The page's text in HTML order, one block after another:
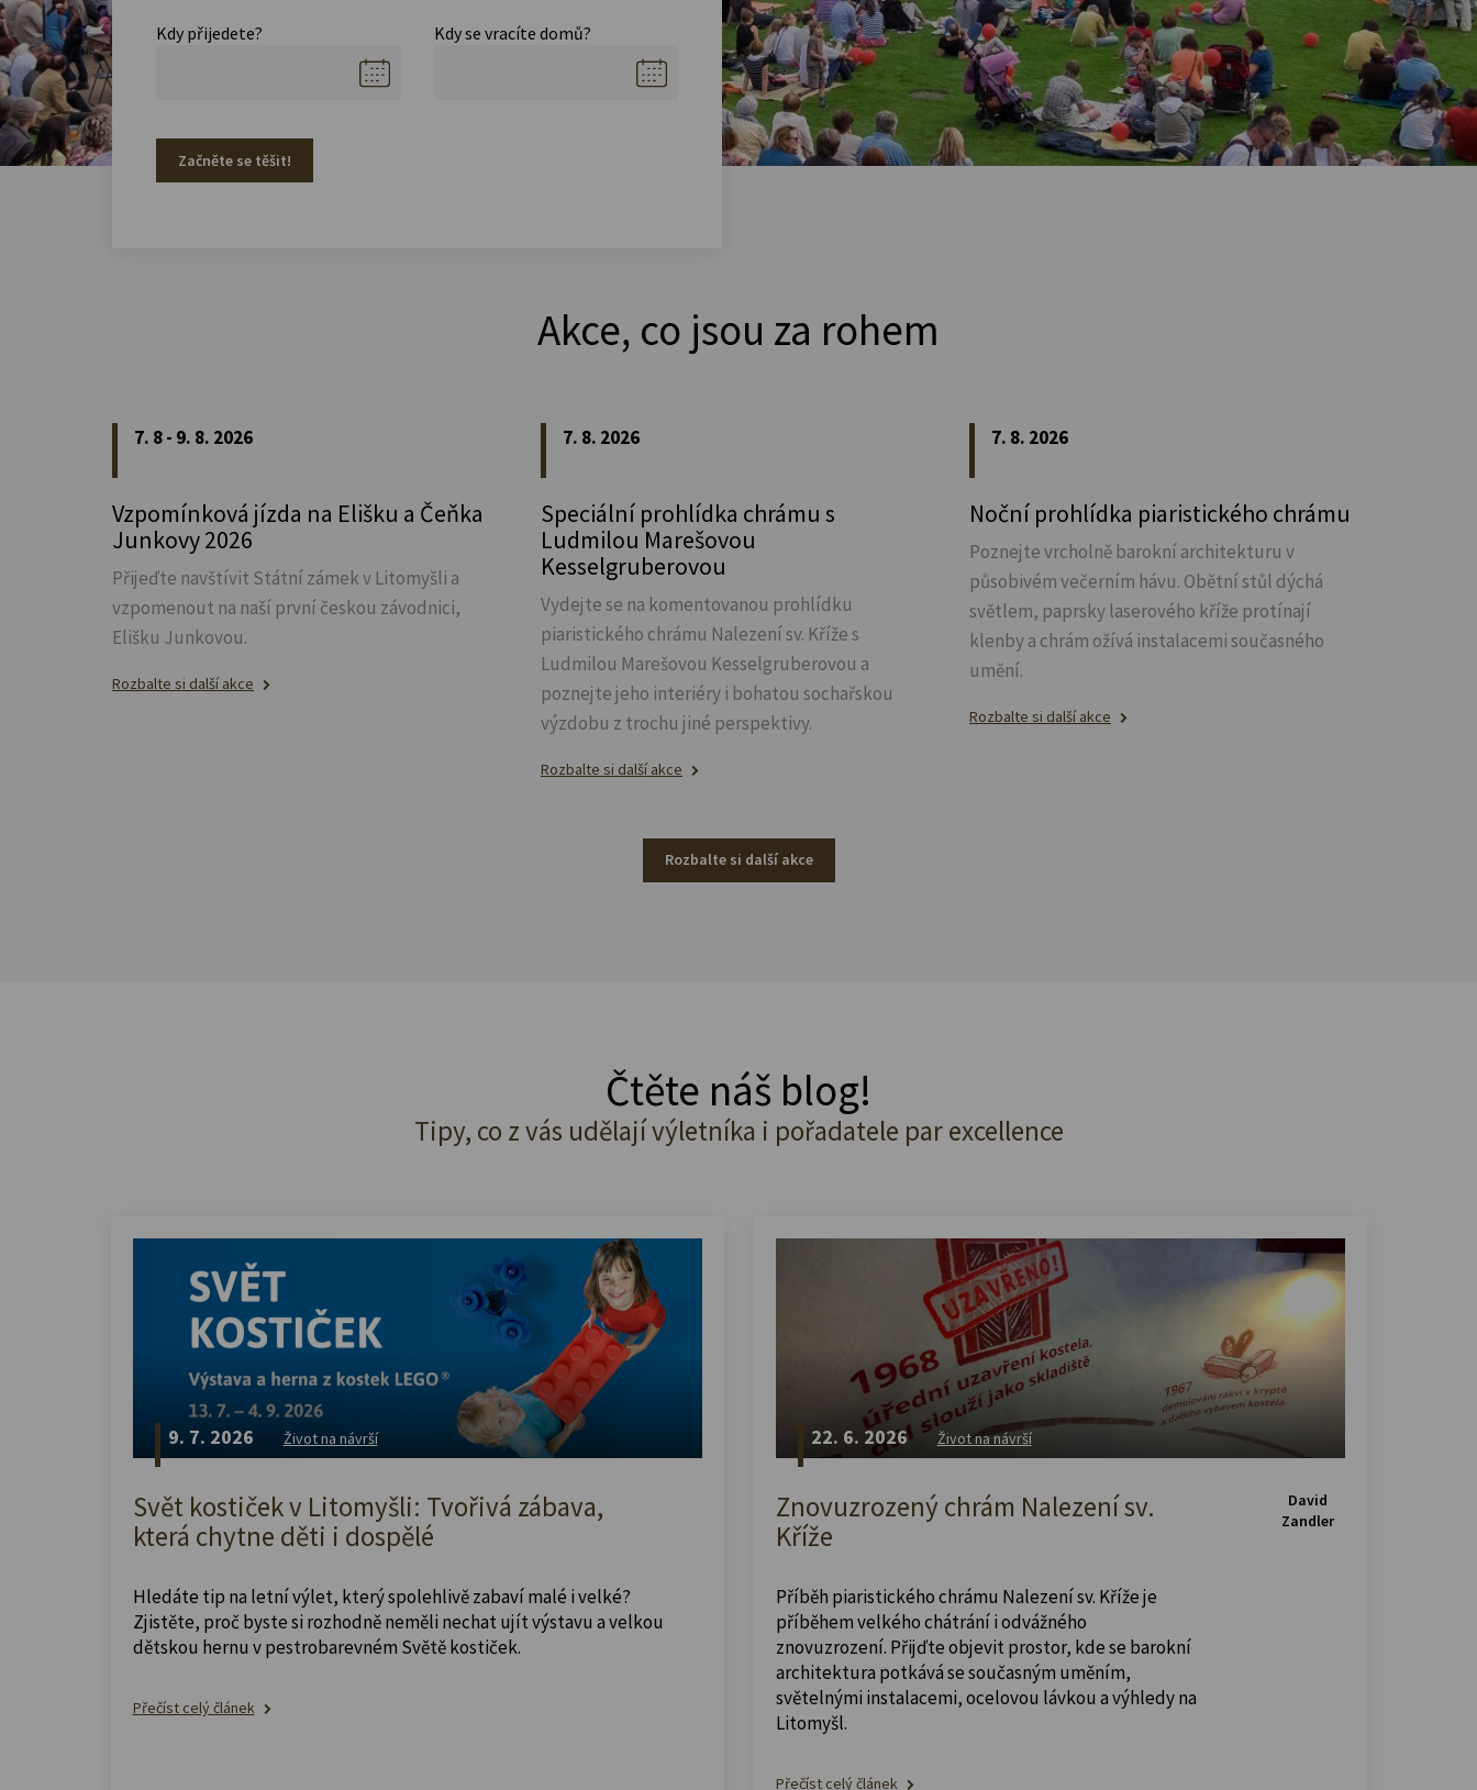
Kdy přijedete? Kdy se vracíte domů?
Začněte se těšit!
Akce, co jsou za rohem
7. 8 - 9. 8. 2026
Vzpomínková jízda na Elišku a Čeňka
Junkovy 2026
Přijeďte navštívit Státní zámek v Litomyšli a
vzpomenout na naší první českou závodnici,
Elišku Junkovou.
Rozbalte si další akce
7. 8. 2026
Speciální prohlídka chrámu s
Ludmilou Marešovou
Kesselgruberovou
Vydejte se na komentovanou prohlídku
piaristického chrámu Nalezení sv. Kříže s
Ludmilou Marešovou Kesselgruberovou a
poznejte jeho interiéry i bohatou sochařskou
výzdobu z trochu jiné perspektivy.
Rozbalte si další akce
7. 8. 2026
Noční prohlídka piaristického chrámu
Poznejte vrcholně barokní architekturu v
působivém večerním hávu. Obětní stůl dýchá
světlem, paprsky laserového kříže protínají
klenby a chrám ožívá instalacemi současného
umění.
Rozbalte si další akce
Rozbalte si další akce
Čtěte náš blog!
Tipy, co z vás udělají výletníka i pořadatele par excellence
9. 7. 2026 Život na návrší
Svět kostiček v Litomyšli: Tvořivá zábava,
která chytne děti i dospělé
Hledáte tip na letní výlet, který spolehlivě zabaví malé i velké?
Zjistěte, proč byste si rozhodně neměli nechat ujít výstavu a velkou
dětskou hernu v pestrobarevném Světě kostiček.
Přečíst celý článek
22. 6. 2026 Život na návrší
Znovuzrozený chrám Nalezení sv.
Kříže
Příběh piaristického chrámu Nalezení sv. Kříže je
příběhem velkého chátrání i odvážného
znovuzrození. Přijďte objevit prostor, kde se barokní
architektura potkává se současným uměním,
světelnými instalacemi, ocelovou lávkou a výhledy na
Litomyšl.
Přečíst celý článek
David
Zandler